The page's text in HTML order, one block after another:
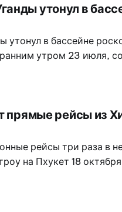
утонул в
утонул в бассейне
утром 23 июля,
от экстренных
прямые рейсы из
рейсы три раза в
на Пхукет 18
первый